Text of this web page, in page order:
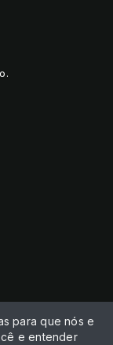
para que nós e
e entender